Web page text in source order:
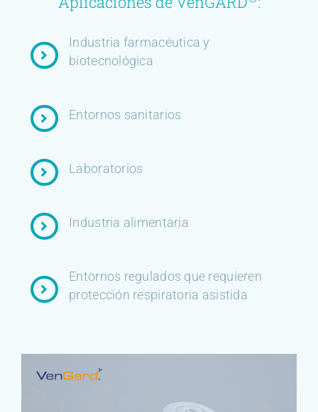
Industria farmacéutica y
biotecnológica
Entornos sanitarios
Laboratorios
Industria alimentaria
Entornos regulados que requieren
protección respiratoria asistida